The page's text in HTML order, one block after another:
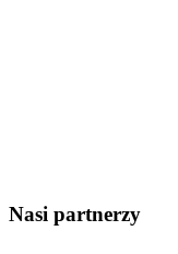
Nasi partnerzy